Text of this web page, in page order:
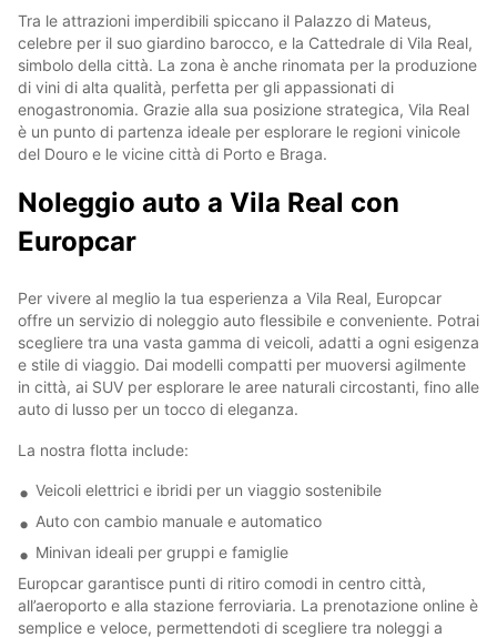
Tra le attrazioni imperdibili spiccano il Palazzo di Mateus,
celebre per il suo giardino barocco, e la Cattedrale di Vila Real,
simbolo della città. La zona è anche rinomata per la produzione
di vini di alta qualità, perfetta per gli appassionati di
enogastronomia. Grazie alla sua posizione strategica, Vila Real
è un punto di partenza ideale per esplorare le regioni vinicole
del Douro e le vicine città di Porto e Braga.
Noleggio auto a Vila Real con
Europcar
Per vivere al meglio la tua esperienza a Vila Real, Europcar
offre un servizio di noleggio auto flessibile e conveniente. Potrai
scegliere tra una vasta gamma di veicoli, adatti a ogni esigenza
e stile di viaggio. Dai modelli compatti per muoversi agilmente
in città, ai SUV per esplorare le aree naturali circostanti, fino alle
auto di lusso per un tocco di eleganza.
La nostra flotta include:
Veicoli elettrici e ibridi per un viaggio sostenibile
Auto con cambio manuale e automatico
Minivan ideali per gruppi e famiglie
Europcar garantisce punti di ritiro comodi in centro città,
all’aeroporto e alla stazione ferroviaria. La prenotazione online è
semplice e veloce, permettendoti di scegliere tra noleggi a